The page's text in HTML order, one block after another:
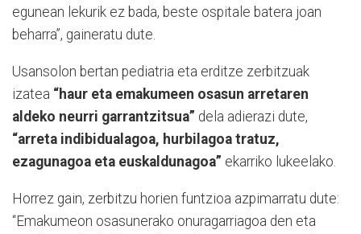
egunean lekurik ez bada, beste ospitale batera joan
beharra”, gaineratu dute.
Usansolon bertan pediatria eta erditze zerbitzuak
izatea “haur eta emakumeen osasun arretaren
aldeko neurri garrantzitsua” dela adierazi dute,
“arreta indibidualagoa, hurbilagoa tratuz,
ezagunagoa eta euskaldunagoa” ekarriko lukeelako.
Horrez gain, zerbitzu horien funtzioa azpimarratu dute:
“Emakumeon osasunerako onuragarriagoa den eta